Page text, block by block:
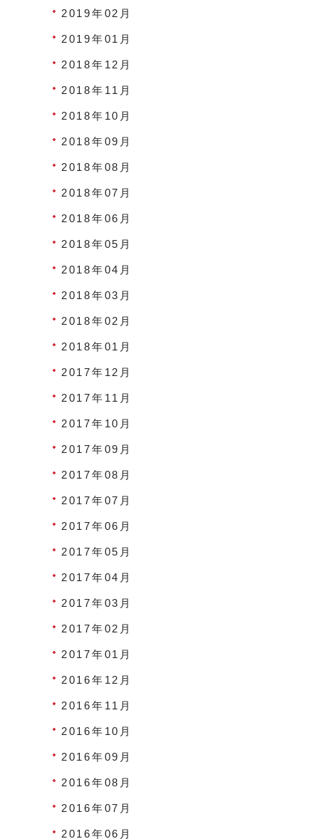
2019年02月
2019年01月
2018年12月
2018年11月
2018年10月
2018年09月
2018年08月
2018年07月
2018年06月
2018年05月
2018年04月
2018年03月
2018年02月
2018年01月
2017年12月
2017年11月
2017年10月
2017年09月
2017年08月
2017年07月
2017年06月
2017年05月
2017年04月
2017年03月
2017年02月
2017年01月
2016年12月
2016年11月
2016年10月
2016年09月
2016年08月
2016年07月
2016年06月